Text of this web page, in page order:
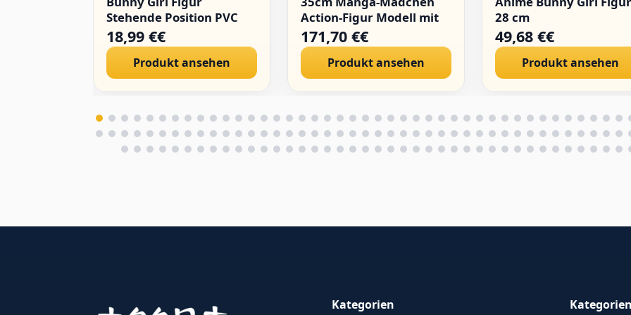
Stehende Position PVC
Statue Anime Modell
Desktop Ornamente
18,99 €€
Produkt ansehen
Action-Figur Modell mit
austauschbaren
Accessoires Cartoon
Statue Sammlerstücke
Geschenke
171,70 €€
Produkt ansehen
28 cm
49,68 €€
Produkt ansehen
Kategorien Kategorien